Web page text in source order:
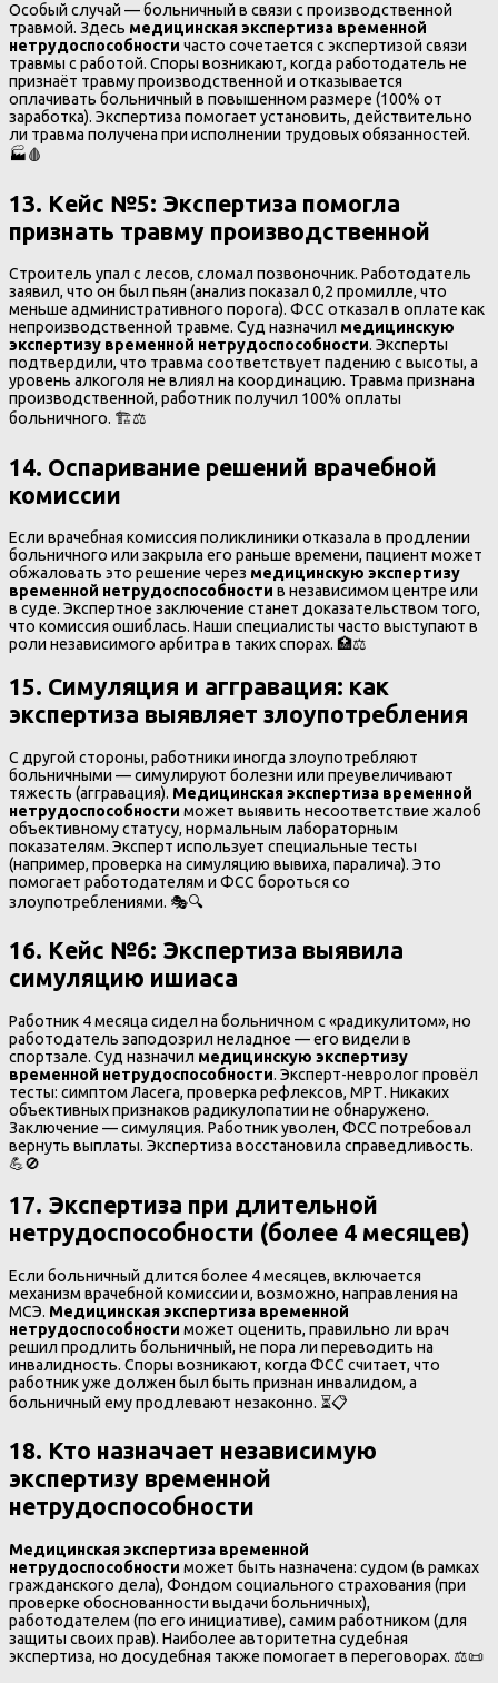
Особый случай — больничный в связи с производственной
травмой. Здесь медицинская экспертиза временной
нетрудоспособности часто сочетается с экспертизой связи
травмы с работой. Споры возникают, когда работодатель не
признаёт травму производственной и отказывается
оплачивать больничный в повышенном размере (100% от
заработка). Экспертиза помогает установить, действительно
ли травма получена при исполнении трудовых обязанностей.
🏭🩸
13. Кейс №5: Экспертиза помогла
признать травму производственной
Строитель упал с лесов, сломал позвоночник. Работодатель
заявил, что он был пьян (анализ показал 0,2 промилле, что
меньше административного порога). ФСС отказал в оплате как
непроизводственной травме. Суд назначил медицинскую
экспертизу временной нетрудоспособности. Эксперты
подтвердили, что травма соответствует падению с высоты, а
уровень алкоголя не влиял на координацию. Травма признана
производственной, работник получил 100% оплаты
больничного. 🏗️⚖️
14. Оспаривание решений врачебной
комиссии
Если врачебная комиссия поликлиники отказала в продлении
больничного или закрыла его раньше времени, пациент может
обжаловать это решение через медицинскую экспертизу
временной нетрудоспособности в независимом центре или
в суде. Экспертное заключение станет доказательством того,
что комиссия ошиблась. Наши специалисты часто выступают в
роли независимого арбитра в таких спорах. 🏥⚖️
15. Симуляция и аггравация: как
экспертиза выявляет злоупотребления
С другой стороны, работники иногда злоупотребляют
больничными — симулируют болезни или преувеличивают
тяжесть (аггравация). Медицинская экспертиза временной
нетрудоспособности может выявить несоответствие жалоб
объективному статусу, нормальным лабораторным
показателям. Эксперт использует специальные тесты
(например, проверка на симуляцию вывиха, паралича). Это
помогает работодателям и ФСС бороться со
злоупотреблениями. 🎭🔍
16. Кейс №6: Экспертиза выявила
симуляцию ишиаса
Работник 4 месяца сидел на больничном с «радикулитом», но
работодатель заподозрил неладное — его видели в
спортзале. Суд назначил медицинскую экспертизу
временной нетрудоспособности. Эксперт-невролог провёл
тесты: симптом Ласега, проверка рефлексов, МРТ. Никаких
объективных признаков радикулопатии не обнаружено.
Заключение — симуляция. Работник уволен, ФСС потребовал
вернуть выплаты. Экспертиза восстановила справедливость.
💪🚫
17. Экспертиза при длительной
нетрудоспособности (более 4 месяцев)
Если больничный длится более 4 месяцев, включается
механизм врачебной комиссии и, возможно, направления на
МСЭ. Медицинская экспертиза временной
нетрудоспособности может оценить, правильно ли врач
решил продлить больничный, не пора ли переводить на
инвалидность. Споры возникают, когда ФСС считает, что
работник уже должен был быть признан инвалидом, а
больничный ему продлевают незаконно. ⏳📋
18. Кто назначает независимую
экспертизу временной
нетрудоспособности
Медицинская экспертиза временной
нетрудоспособности может быть назначена: судом (в рамках
гражданского дела), Фондом социального страхования (при
проверке обоснованности выдачи больничных),
работодателем (по его инициативе), самим работником (для
защиты своих прав). Наиболее авторитетна судебная
экспертиза, но досудебная также помогает в переговорах. ⚖️📜